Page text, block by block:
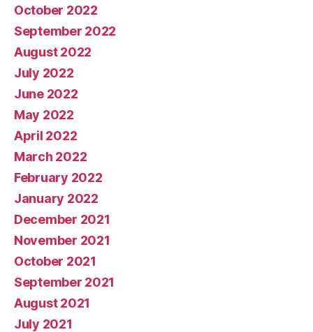
October 2022
September 2022
August 2022
July 2022
June 2022
May 2022
April 2022
March 2022
February 2022
January 2022
December 2021
November 2021
October 2021
September 2021
August 2021
July 2021